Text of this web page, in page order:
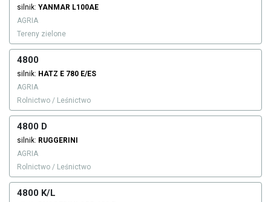
silnik: YANMAR L100AE
AGRIA
Tereny zielone
4800
silnik: HATZ E 780 E/ES
AGRIA
Rolnictwo / Leśnictwo
4800 D
silnik: RUGGERINI
AGRIA
Rolnictwo / Leśnictwo
4800 K/L